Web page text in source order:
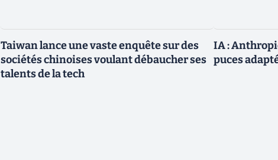
Taiwan lance une vaste enquête sur des
sociétés chinoises voulant débaucher ses
talents de la tech
IA :
puces